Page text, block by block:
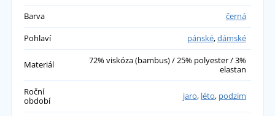
Barva
černá
Pohlaví
pánské,dámské
Materiál
72% viskóza (bambus) / 25% polyester / 3%
elastan
Roční
období
jaro, léto, podzim